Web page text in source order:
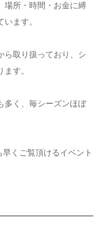
場所・時間・お金に縛
ます。
ら取り扱っており、シ
す。
多く、毎シーズンほぼ
くご覧頂けるイベント